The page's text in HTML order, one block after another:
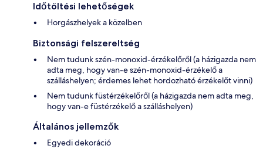
Időtöltési lehetőségek
Horgászhelyek a közelben
Biztonsági felszereltség
Nem tudunk szén-monoxid-érzékelőről (a házigazda nem
adta meg, hogy van-e szén-monoxid-érzékelő a
szálláshelyen; érdemes lehet hordozható érzékelőt vinni)
Nem tudunk füstérzékelőről (a házigazda nem adta meg,
hogy van-e füstérzékelő a szálláshelyen)
Általános jellemzők
Egyedi dekoráció